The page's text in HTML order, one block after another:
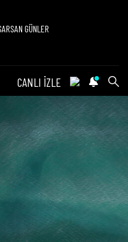
GÜNLER
CANLI İZLE